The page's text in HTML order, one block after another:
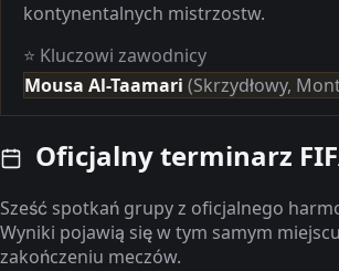
kontynentalnych mistrzostw.
⭐ Kluczowi zawodnicy
Mousa Al-Taamari (Skrzydłowy,
Oficjalny terminarz
Sześć spotkań grupy z oficjalnego
Wyniki pojawią się w tym samym
zakończeniu meczów.